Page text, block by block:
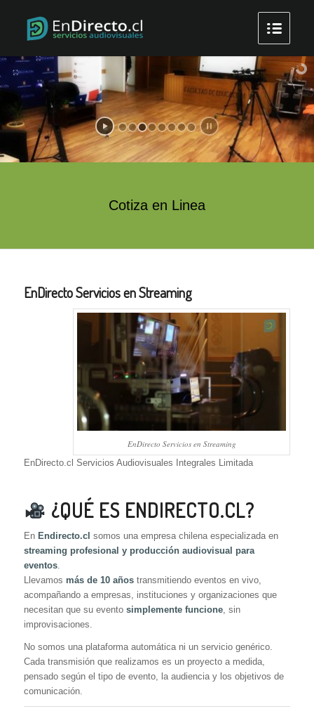
Cotiza en Linea
EnDirecto Servicios en Streaming
EnDirecto Servicios en Streaming
EnDirecto.cl Servicios Audiovisuales Integrales Limitada
¿QUÉ ES ENDIRECTO.CL?
En Endirecto.cl somos una empresa chilena especializada en
streaming profesional y producción audiovisual para
eventos.
Llevamos más de 10 añostransmitiendo eventos en vivo,
acompañando a empresas, instituciones y organizaciones que
necesitan que su evento simplemente funcione, sin
improvisaciones.
No somos una plataforma automática ni un servicio genérico.
Cada transmisión que realizamos es un proyecto a medida,
pensado según el tipo de evento, la audiencia y los objetivos de
comunicación.